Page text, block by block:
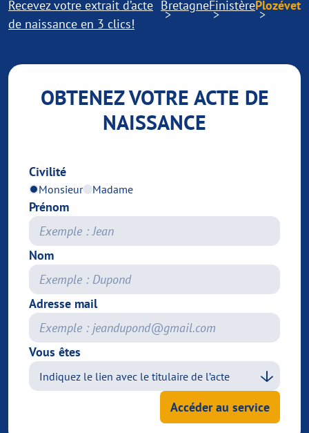
Recevez votre extrait d’acte
de naissance en 3 clics!
BretagneFinistèrePlozévet
OBTENEZ VOTRE ACTE DE
NAISSANCE
Civilité
Monsieur Madame
Prénom
Nom
Adresse mail
Vous êtes
Accéder au service